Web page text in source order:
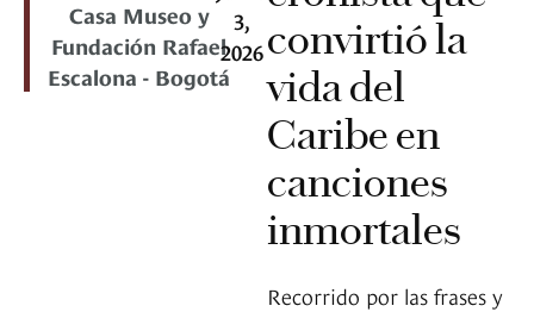
Casa Museo y
Fundación Rafael
Escalona - Bogotá
3,
2026convirtió la
vida del
Caribe en
canciones
inmortales
Recorrido por las frases y